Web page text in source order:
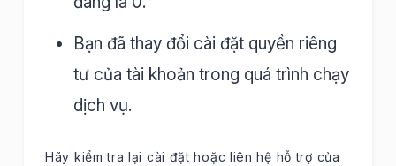
Bạn đã thay đổi cài đặt quyền riêng
tư của tài khoản trong quá trình chạy
dịch vụ.
Hãy kiểm tra lại cài đặt hoặc liên hệ hỗ trợ của